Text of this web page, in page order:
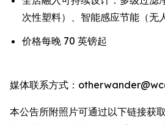
次性塑料）、智能感应节能（无
价格每晚 70 英镑起
媒体联系方式：
本公告所附照片可通过以下链接获取